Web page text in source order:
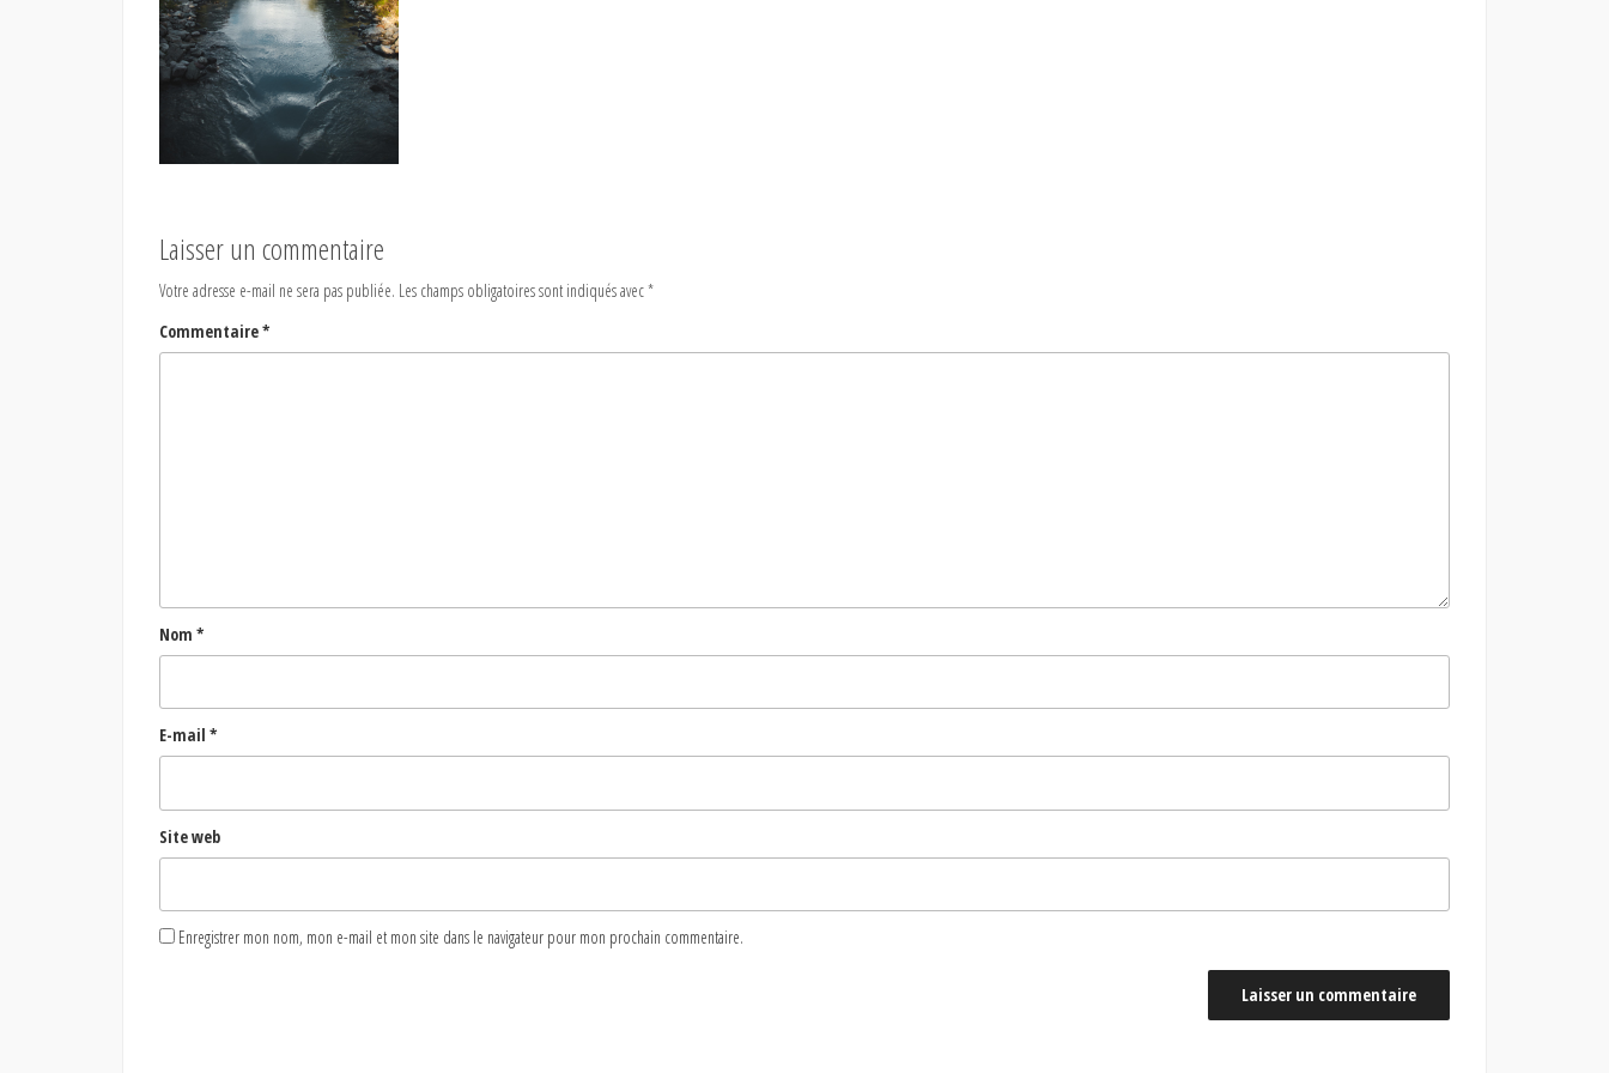
Laisser un commentaire
Votre adresse e-mail ne sera pas publiée. Les champs obligatoires sont indiqués avec*
Commentaire*
Nom *
E-mail *
Site web
Enregistrer mon nom, mon e-mail et mon site dans le navigateur pour mon prochain commentaire.